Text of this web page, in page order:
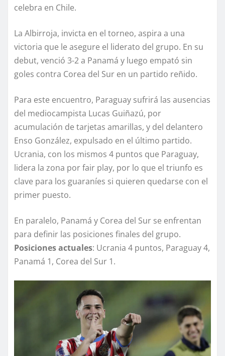
celebra en Chile.
La Albirroja, invicta en el torneo, aspira a una
victoria que le asegure el liderato del grupo. En su
debut, venció 3-2 a Panamá y luego empató sin
goles contra Corea del Sur en un partido reñido.
Para este encuentro, Paraguay sufrirá las ausencias
del mediocampista Lucas Guiñazú, por
acumulación de tarjetas amarillas, y del delantero
Enso González, expulsado en el último partido.
Ucrania, con los mismos 4 puntos que Paraguay,
lidera la zona por fair play, por lo que el triunfo es
clave para los guaraníes si quieren quedarse con el
primer puesto.
En paralelo, Panamá y Corea del Sur se enfrentan
para definir las posiciones finales del grupo.
Posiciones actuales: Ucrania 4 puntos, Paraguay 4,
Panamá 1, Corea del Sur 1.